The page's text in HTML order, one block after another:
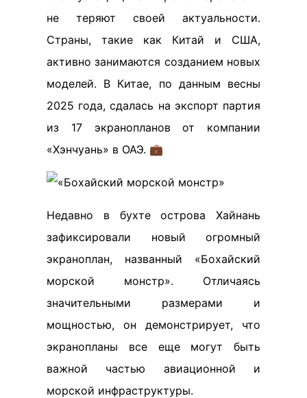
не теряют своей актуальности.
Страны, такие как Китай и США,
активно занимаются созданием новых
моделей. В Китае, по данным весны
2025 года, сдалась на экспорт партия
из 17 экранопланов от компании
«Хэнчуань» в ОАЭ. 💼
Недавно в бухте острова Хайнань
зафиксировали новый огромный
экраноплан, названный «Бохайский
морской монстр». Отличаясь
значительными размерами и
мощностью, он демонстрирует, что
экранопланы все еще могут быть
важной частью авиационной и
морской инфраструктуры.